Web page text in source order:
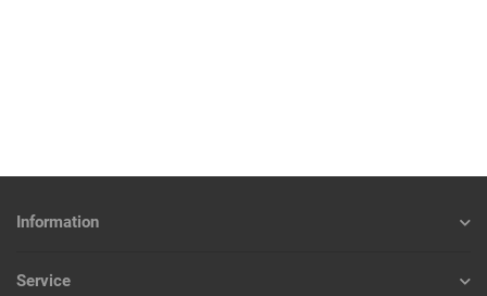
Information
Service